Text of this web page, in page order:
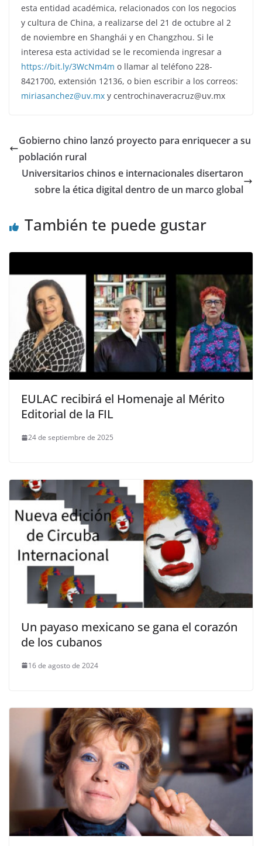
esta entidad académica, relacionados con los negocios
y cultura de China, a realizarse del 21 de octubre al 2
de noviembre en Shanghái y en Changzhou. Si le
interesa esta actividad se le recomienda ingresar a
https://bit.ly/3WcNm4m o llamar al teléfono 228-
8421700, extensión 12136, o bien escribir a los correos:
miriasanchez@uv.mx y centrochinaveracruz@uv.mx
Gobierno chino lanzó proyecto para enriquecer a su
población rural
Universitarios chinos e internacionales disertaron
sobre la ética digital dentro de un marco global
También te puede gustar
EULAC recibirá el Homenaje al Mérito
Editorial de la FIL
24 de septiembre de 2025
Un payaso mexicano se gana el corazón
de los cubanos
16 de agosto de 2024